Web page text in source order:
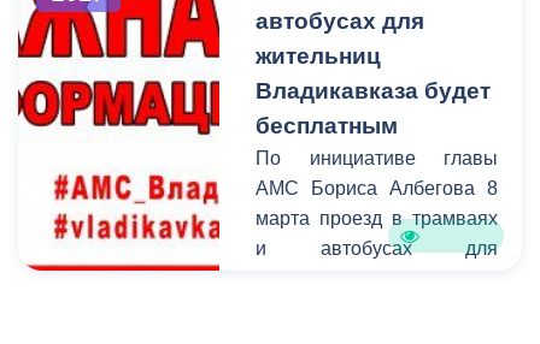
автобусах для
жительниц
Владикавказа будет
бесплатным
По инициативе главы
АМС Бориса Албегова 8
марта проезд в трамваях
и автобусах для